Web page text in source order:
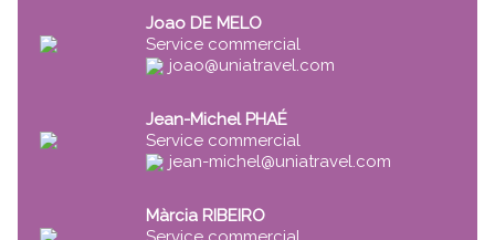
Joao DE MELO
Service commercial
joao@uniatravel.com
Jean-Michel PHAÉ
Service commercial
jean-michel@uniatravel.com
Màrcia RIBEIRO